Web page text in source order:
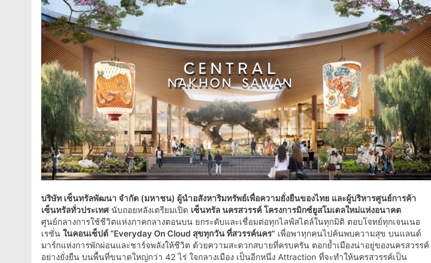
บริษัท เซ็นทรัลพัฒนา จำกัด (มหาชน) ผู้นำอสังหาริมทรัพย์เพื่อความยั่งยืนของไทย และผู้บริหารศูนย์การค้า
เซ็นทรัลทั่วประเทศ นับถอยหลังเตรียมเปิด เซ็นทรัล นครสวรรค์ โครงการมิกซ์ยูสโมเดลใหม่แห่งอนาคต
ศูนย์กลางการใช้ชีวิตแห่งภาคกลางตอนบน ยกระดับและเชื่อมต่อทุกไลฟ์สไตล์ในทุกมิติ ตอบโจทย์ทุกเจนเนอ
เรชั่น ในคอนเซ็ปต์ “Everyday On Cloud สุขทุกวัน ที่สวรรค์นคร” เพื่อพาทุกคนไปค้นพบความสุข บนแลนด์
มาร์กแห่งการพักผ่อนและชาร์จพลังให้ชีวิต ด้วยความสะดวกสบายที่ครบครัน ตอกย้ำเมืองน่าอยู่ของนครสวรรค์
อย่างยั่งยืน บนพื้นที่ขนาดใหญ่กว่า 42 ไร่ ใจกลางเมือง เป็นอีกหนึ่ง Attraction ที่จะทำให้นครสวรรค์เป็น